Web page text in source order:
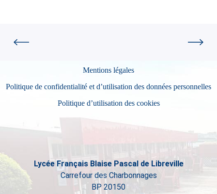
Mentions légales
Politique de confidentialité et d’utilisation des données personnelles
Politique d’utilisation des cookies
Lycée Français Blaise Pascal de Libreville
Carrefour des Charbonnages
BP 20150